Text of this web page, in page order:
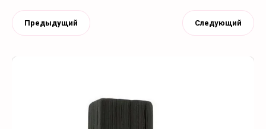
Предыдущий Следующий